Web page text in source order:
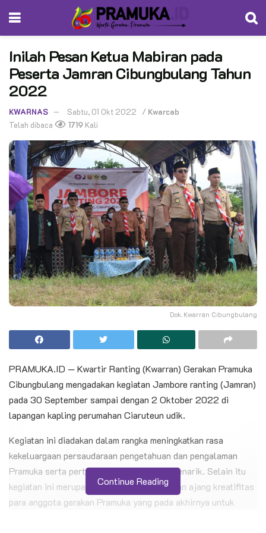
Inilah Pesan Ketua Mabiran pada
Peserta Jamran Cibungbulang Tahun
2022
KWARNAS Sabtu, 01 Okt 2022 / Kwarcab
Telah dibaca
1719 Kali
Dok. Kwarran Cibungbulang
PRAMUKA.ID — Kwartir Ranting (Kwarran) Gerakan Pramuka
Cibungbulang mengadakan kegiatan Jambore ranting (Jamran)
pada 30 September sampai dengan 2 Oktober 2022 di
lapangan kapling perumahan Ciaruteun udik.
Kegiatan ini diadakan dalam rangka meningkatkan rasa
kekeluargaan persaudaraan pengetahuan dan pengalaman
Pramuka serta pertemuan Pramuka yang menarik. Selain itu
kegiatan ini merupakan ajang silaturahmi dan ajang kreatifitas
para anggota gerakan Pramuka yang pada akhirnya untuk
Continue Reading